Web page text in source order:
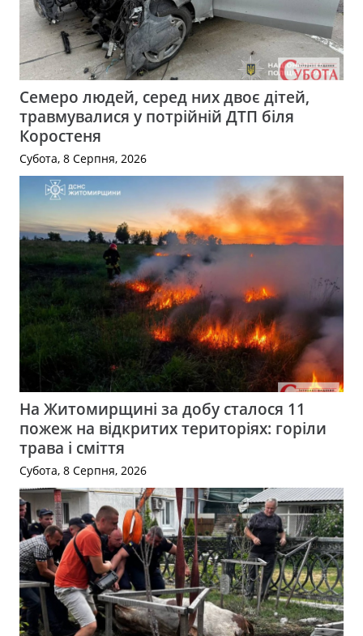
Семеро людей, серед них двоє дітей,
травмувалися у потрійній ДТП біля
Коростеня
Субота, 8 Серпня, 2026
На Житомирщині за добу сталося 11
пожеж на відкритих територіях: горіли
трава і сміття
Субота, 8 Серпня, 2026